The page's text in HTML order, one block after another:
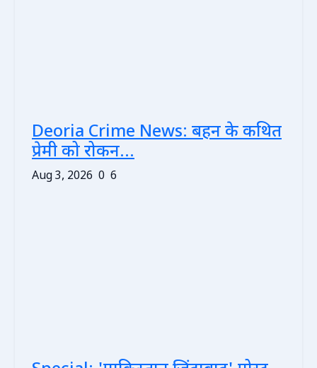
Deoria Crime News: बहन के कथित
प्रेमी को रोकन...
Aug 3, 2026 0 6